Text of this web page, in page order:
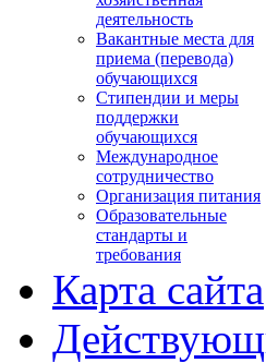
деятельность
Вакантные места для
приема (перевода)
обучающихся
Стипендии и меры
поддержки
обучающихся
Международное
сотрудничество
Организация питания
Образовательные
стандарты и
требования
Карта сайта